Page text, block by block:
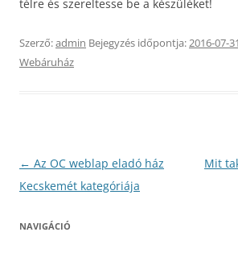
télre és szereltesse be a készüléket!
Szerző:admin Bejegyzés időpontja:2016-07-31
Webáruház
Bejegyzés
navigáció
← Az OC weblap eladó ház
Kecskemét kategóriája
Mit
NAVIGÁCIÓ